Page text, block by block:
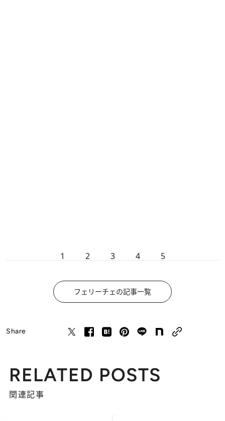
1 2 3 4 5
フェリーチェの記事一覧
Share
RELATED POSTS
関連記事